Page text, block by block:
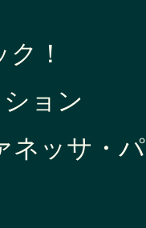
！
ョン
ネッサ・